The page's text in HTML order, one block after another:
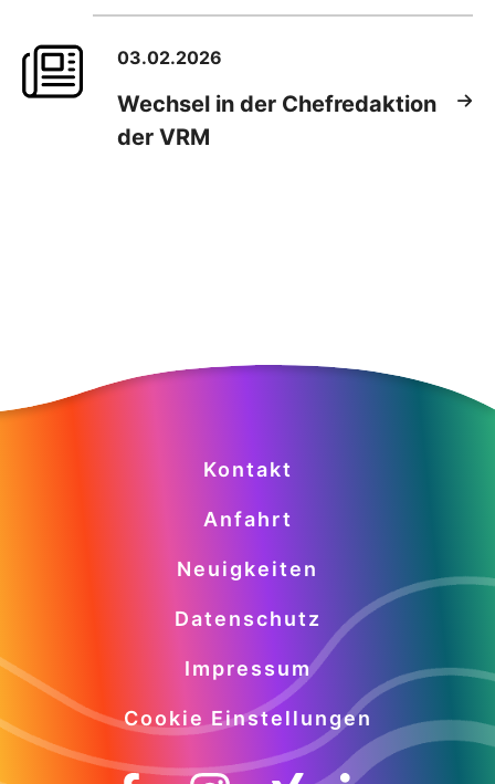
03.02.2026
Wechsel in der Chefredaktion
der VRM
Kontakt
Anfahrt
Neuigkeiten
Datenschutz
Impressum
Cookie Einstellungen